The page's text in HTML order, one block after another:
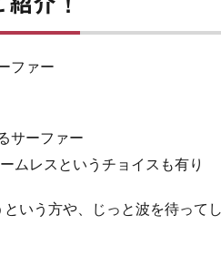
ファー
サーファー
レスというチョイスも有り
いう方や、じっと波を待ってし